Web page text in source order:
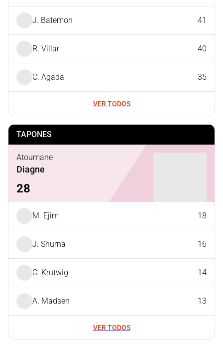
J. Batemon 41
R. Villar 40
C. Agada 35
VER TODOS
TAPONES
Atoumane
Diagne
28
M. Ejim 18
J. Shurna 16
C. Krutwig 14
A. Madsen 13
VER TODOS